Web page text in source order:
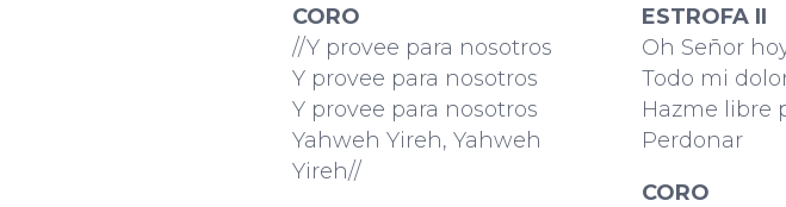
CORO
//Y provee para nosotros
Y provee para nosotros
Y provee para nosotros
Yahweh Yireh, Yahweh
Yireh//
ESTROFA II
Oh Señor
Todo mi
Hazme libre
Perdonar
CORO